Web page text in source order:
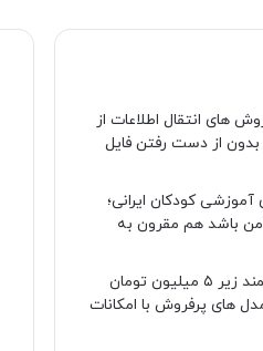
های انتقال اطلاعات از
از دست رفتن فایل
کودکان ایرانی؛
باشد هم مقرون به
بهترین ساعت های هوشمند زیر ۵ میلیون تومان
های پرفروش با امکانات